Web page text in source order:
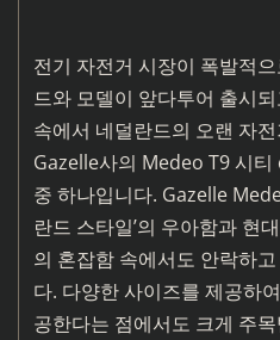
전기 자전거 시장이 폭발적
드와 모델이 앞다투어 출시
속에서 네덜란드의 오랜 자
Gazelle사의 Medeo T9 시
중 하나입니다. Gazelle
란드 스타일’의 우아함과 현
의 혼잡함 속에서도 안락하
다. 다양한 사이즈를 제공하
공한다는 점에서도 크게 주